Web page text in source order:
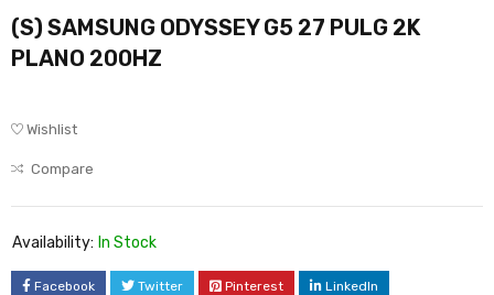
(S) SAMSUNG ODYSSEY G5 27 PULG 2K
PLANO 200HZ
Wishlist
Compare
Availability: In Stock
Facebook Twitter Pinterest LinkedIn